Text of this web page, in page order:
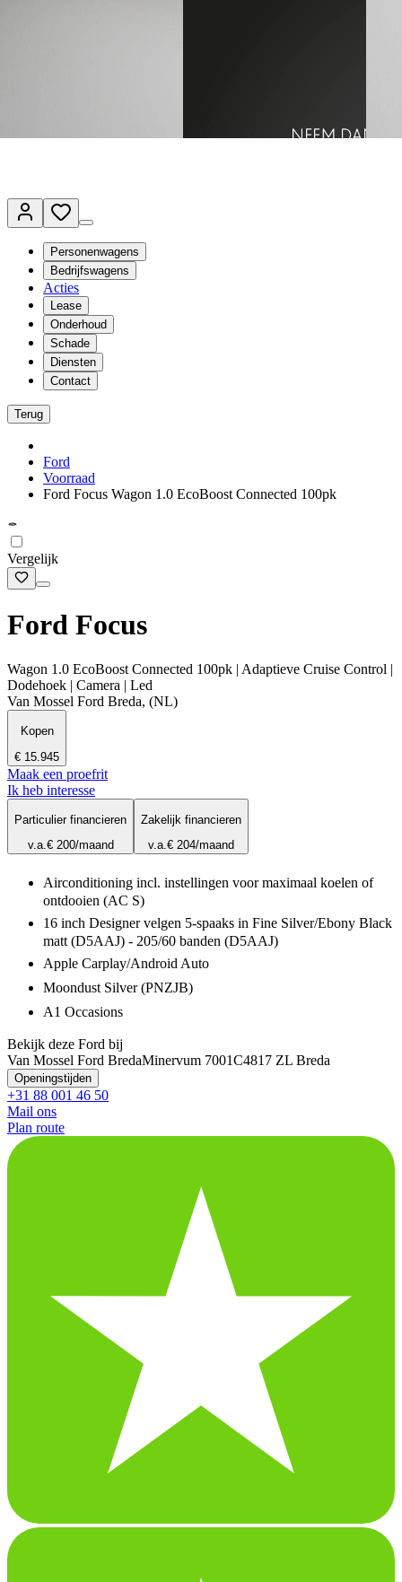
Personenwagens
Bedrijfswagens
Acties
Lease
Onderhoud
Schade
Diensten
Contact
Terug
Ford
Voorraad
Ford Focus Wagon 1.0 EcoBoost Connected 100pk
Vergelijk
Ford Focus
Wagon 1.0 EcoBoost Connected 100pk | Adaptieve Cruise Control |
Dodehoek | Camera | Led
Van Mossel Ford Breda, (NL)
Kopen
€ 15.945
Maak een proefrit
Ik heb interesse
Particulier financieren
v.a.€ 200/maand
Zakelijk financieren
v.a.€ 204/maand
Airconditioning incl. instellingen voor maximaal koelen of
ontdooien (AC S)
16 inch Designer velgen 5-spaaks in Fine Silver/Ebony Black
matt (D5AAJ) - 205/60 banden (D5AAJ)
Apple Carplay/Android Auto
Moondust Silver (PNZJB)
A1 Occasions
Bekijk deze Ford bij
Van Mossel Ford BredaMinervum 7001C4817 ZL Breda
Openingstijden
+31 88 001 46 50
Mail ons
Plan route